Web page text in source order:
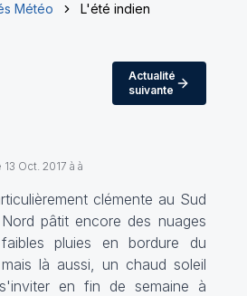
Météo L'été indien
Actualité
suivante
13 Oct. 2017 à à
clémente au Sud
pâtit encore des nuages
pluies en bordure du
là aussi, un chaud soleil
en fin de semaine à